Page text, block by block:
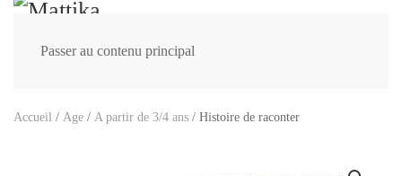
Passer au contenu principal
Accueil / Age / A partir de 3/4 ans / Histoire de raconter